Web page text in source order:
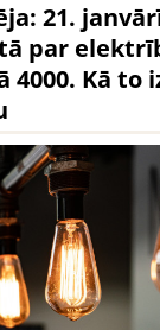
21.
par
4000. Kā to